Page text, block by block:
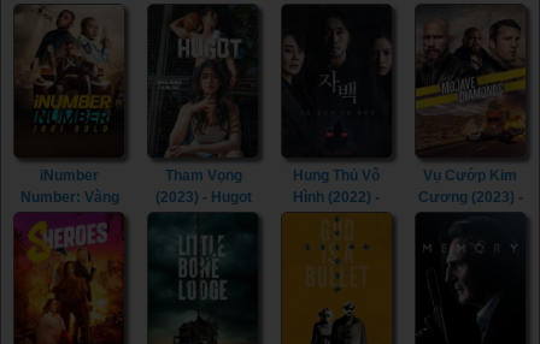
Lotus (2023)
The Man from
Nowhere (2010)
(2023)
iNumber
Number: Vàng
Johannesburg
(2023) -
iNumber
Number: Jozi
Gold (2023)
Tham Vọng
(2023) - Hugot
Hung Thủ Vô
Hình (2022) -
Confession
(2022)
Vụ Cướp Kim
Cương (2023) -
Mojave
Diamonds
(2023)